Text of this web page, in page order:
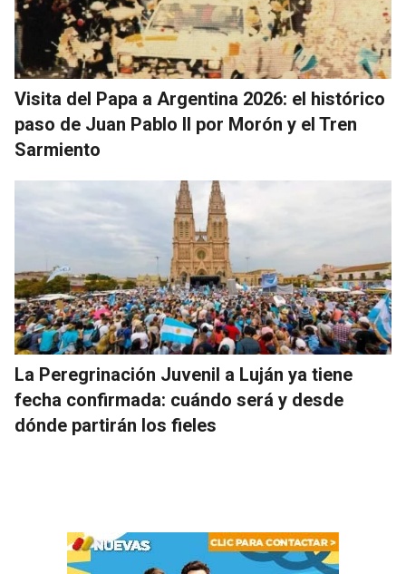
Visita del Papa a Argentina 2026: el histórico
paso de Juan Pablo II por Morón y el Tren
Sarmiento
La Peregrinación Juvenil a Luján ya tiene
fecha confirmada: cuándo será y desde
dónde partirán los fieles